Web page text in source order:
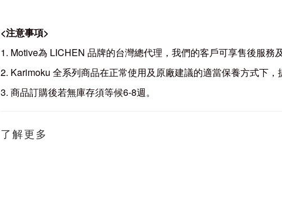
<注意事項>
1. Motive為 LICHEN 品牌的台灣總代理，我們的客戶可享售後服務
2. Karimoku 全系列商品在正常使用及原廠建議的適當保養方式下，
3. 商品訂購後若無庫存須等候6-8週。
了解更多